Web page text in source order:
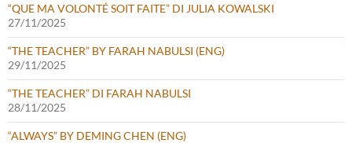
“QUE MA VOLONTÉ SOIT FAITE” DI JULIA KOWALSKI
27/11/2025
“THE TEACHER” BY FARAH NABULSI (ENG)
29/11/2025
“THE TEACHER” DI FARAH NABULSI
28/11/2025
“ALWAYS” BY DEMING CHEN (ENG)